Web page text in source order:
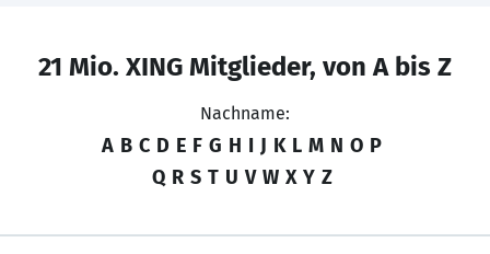
21 Mio. XING Mitglieder, von A bis Z
Nachname:
A B C D E F G H I J K L M N O P
Q R S T U V W X Y Z